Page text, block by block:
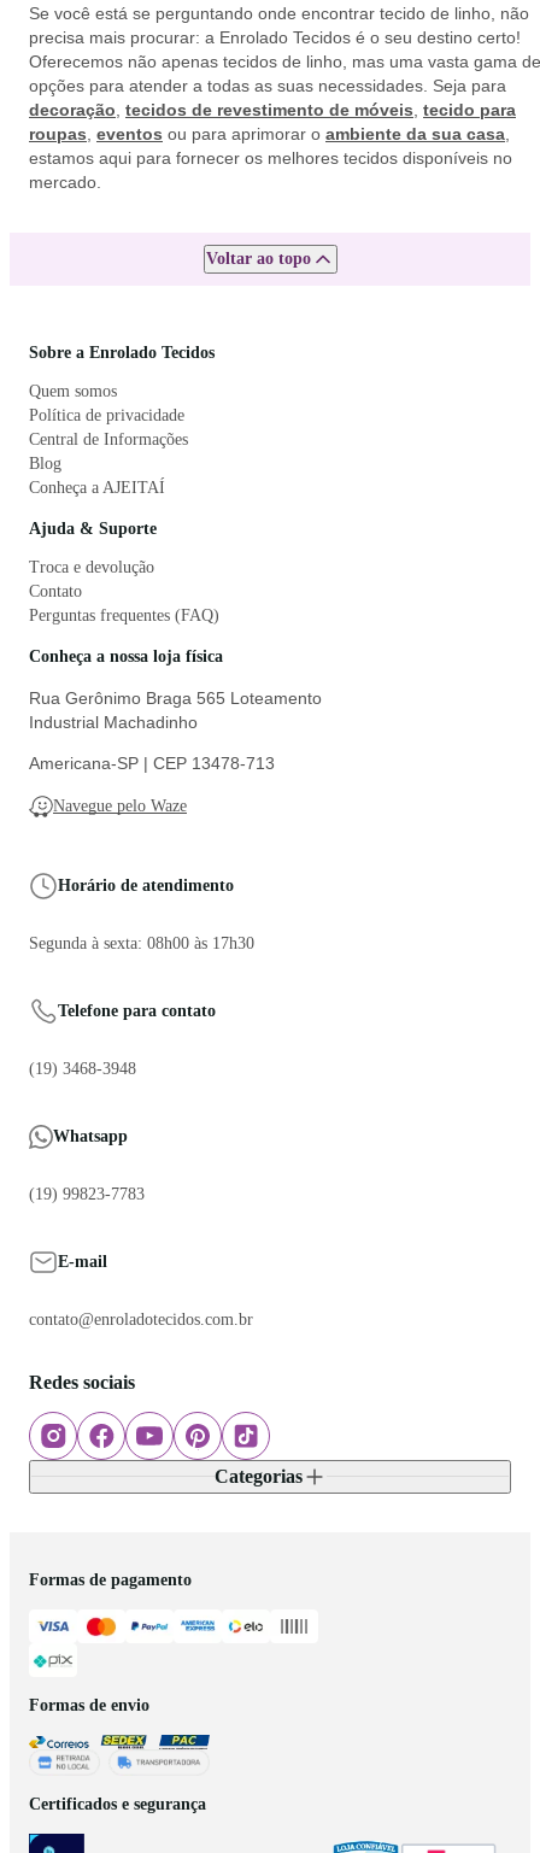
Se você está se perguntando onde encontrar tecido de linho, não
precisa mais procurar: a Enrolado Tecidos é o seu destino certo!
Oferecemos não apenas tecidos de linho, mas uma vasta gama de
opções para atender a todas as suas necessidades. Seja para
decoração tecidos de revestimento de móveis tecido para
roupas eventos ou para aprimorar o ambiente da sua casa
estamos aqui para fornecer os melhores tecidos disponíveis no
mercado.
Voltar ao topo
Sobre a Enrolado Tecidos
Quem somos
Política de privacidade
Central de Informações
Blog
Conheça a AJEITAÍ
Ajuda & Suporte
Troca e devolução
Contato
Perguntas frequentes (FAQ)
Conheça a nossa loja física
Rua Gerônimo Braga 565 Loteamento
Industrial Machadinho
Americana-SP | CEP 13478-713
Navegue pelo Waze
Horário de atendimento
Segunda à sexta: 08h00 às 17h30
Telefone para contato
(19) 3468-3948
Whatsapp
(19) 99823-7783
E-mail
contato@enroladotecidos.com.br
Redes sociais
Categorias
Formas de pagamento
Formas de envio
Certificados e segurança